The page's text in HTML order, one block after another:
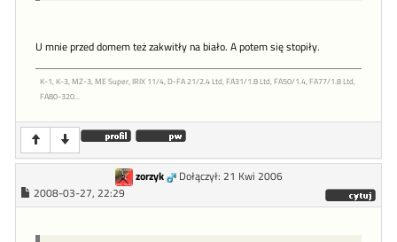
U mnie przed domem też zakwitły na biało. A potem się stopiły.
K-1, K-3, MZ-3, ME Super, IRIX 11/4, D-FA 21/2.4 Ltd, FA31/1.8 Ltd, FA50/1.4, FA77/1.8 Ltd,
FA80-320...
zorzyk
Dołączył: 21 Kwi 2006
2008-03-27, 22:29